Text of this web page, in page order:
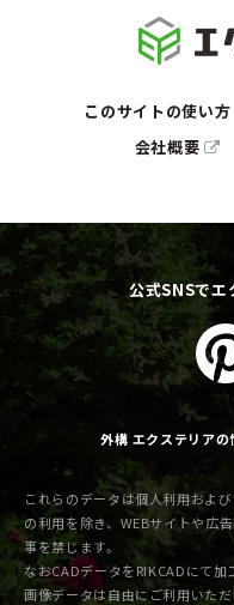
このサイトの使い方
会社概要
公式SNSでエ
外構 エクステリア
これらのデータは個人利用およ
の利用を除き、WEBサイトや広
事を禁じます。
なおCADデータをRIKCADにて
画像データは自由にご利用いた